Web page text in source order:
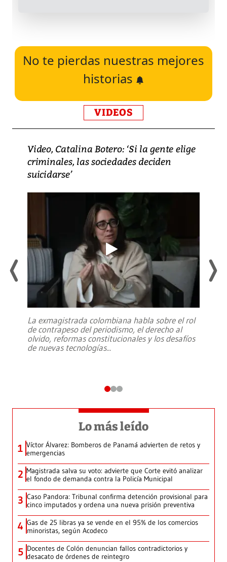
No te pierdas nuestras mejores
historias
VIDEOS
Video, Catalina Botero: ‘Si la gente elige
criminales, las sociedades deciden
suicidarse’
La exmagistrada colombiana habla sobre el rol
de contrapeso del periodismo, el derecho al
olvido, reformas constitucionales y los desafíos
de nuevas tecnologías...
Lo más leído
1 Víctor Álvarez: Bomberos de Panamá advierten de retos y
emergencias
2 Magistrada salva su voto: advierte que Corte evitó analizar
el fondo de demanda contra la Policía Municipal
3 Caso Pandora: Tribunal confirma detención provisional para
cinco imputados y ordena una nueva prisión preventiva
4 Gas de 25 libras ya se vende en el 95% de los comercios
minoristas, según Acodeco
5 Docentes de Colón denuncian fallos contradictorios y
desacato de órdenes de reintegro